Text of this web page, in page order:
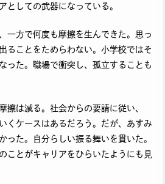
としての武器になっている。
一方で何度も摩擦を生んできた。思っ
ることをためらわない。小学校ではそ
った。職場で衝突し、孤立することも
擦は減る。社会からの要請に従い、
くケースはあるだろう。だが、あすみ
った。自分らしい振る舞いを貫いた。
ことがキャリアをひらいたようにも見